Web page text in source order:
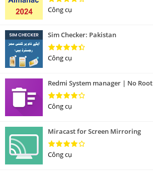
Công cụ
Sim Checker: Pakistan
Công cụ
Redmi System manager | No Root
Công cụ
Miracast for Screen Mirroring
Công cụ